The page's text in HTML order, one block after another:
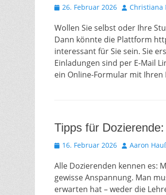
Veröffentlicht
26. Februar 2026 AutorChristiana
Wollen Sie selbst oder Ihre
Dann könnte die Plattform
interessant für Sie sein. Sie
Einladungen sind per E-Mail
ein Online-Formular mit Ihren
Tipps für
Veröffentlicht
16. Februar 2026 AutorAaron
Alle Dozierenden kennen es:
gewisse Anspannung. Man
erwarten hat – weder die